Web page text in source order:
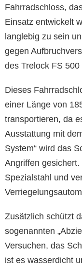
Fahrradschloss,
Einsatz entwickelt
langlebig zu sein
gegen
des Trelock FS
Dieses
einer Länge von
transportieren, da
Ausstattung mit
System“ wird das
Angriffen
Spezialstahl und
Zusätzlich schützt
sogenannten
Versuchen, das
ist es wasserdicht